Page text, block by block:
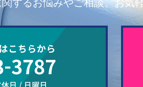
するお悩みやご相談、お気